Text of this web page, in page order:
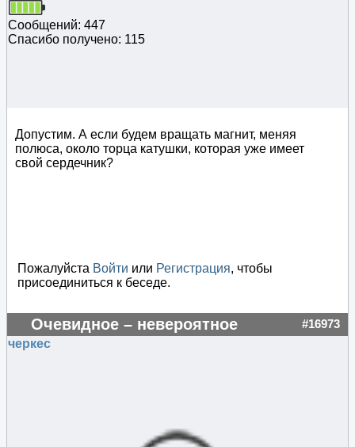
Сообщений: 447
Спасибо получено: 115
Допустим. А если будем вращать магнит, меняя
полюса, около торца катушки, которая уже имеет
свой сердечник?
Пожалуйста Войти или Регистрация, чтобы
присоединиться к беседе.
Очевидное – невероятное #16973
черкес